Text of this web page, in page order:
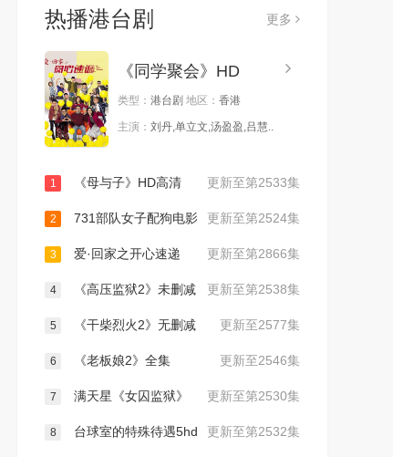
热播港台剧 更多
《同学聚会》HD
类型： 港台剧 地区： 香港
主演： 刘丹,单立文,汤盈盈,吕慧..
更新至第2533集
1 《母与子》HD高清
更新至第2524集
2 731部队女子配狗电影
更新至第2866集
3 爱·回家之开心速递
更新至第2538集
4 《高压监狱2》未删减
更新至2577集
5 《干柴烈火2》无删减
更新至2546集
6 《老板娘2》全集
更新至第2530集
7 满天星《女囚监狱》
更新至第2532集
8 台球室的特殊待遇5hd